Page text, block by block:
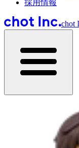
採用情報
chot